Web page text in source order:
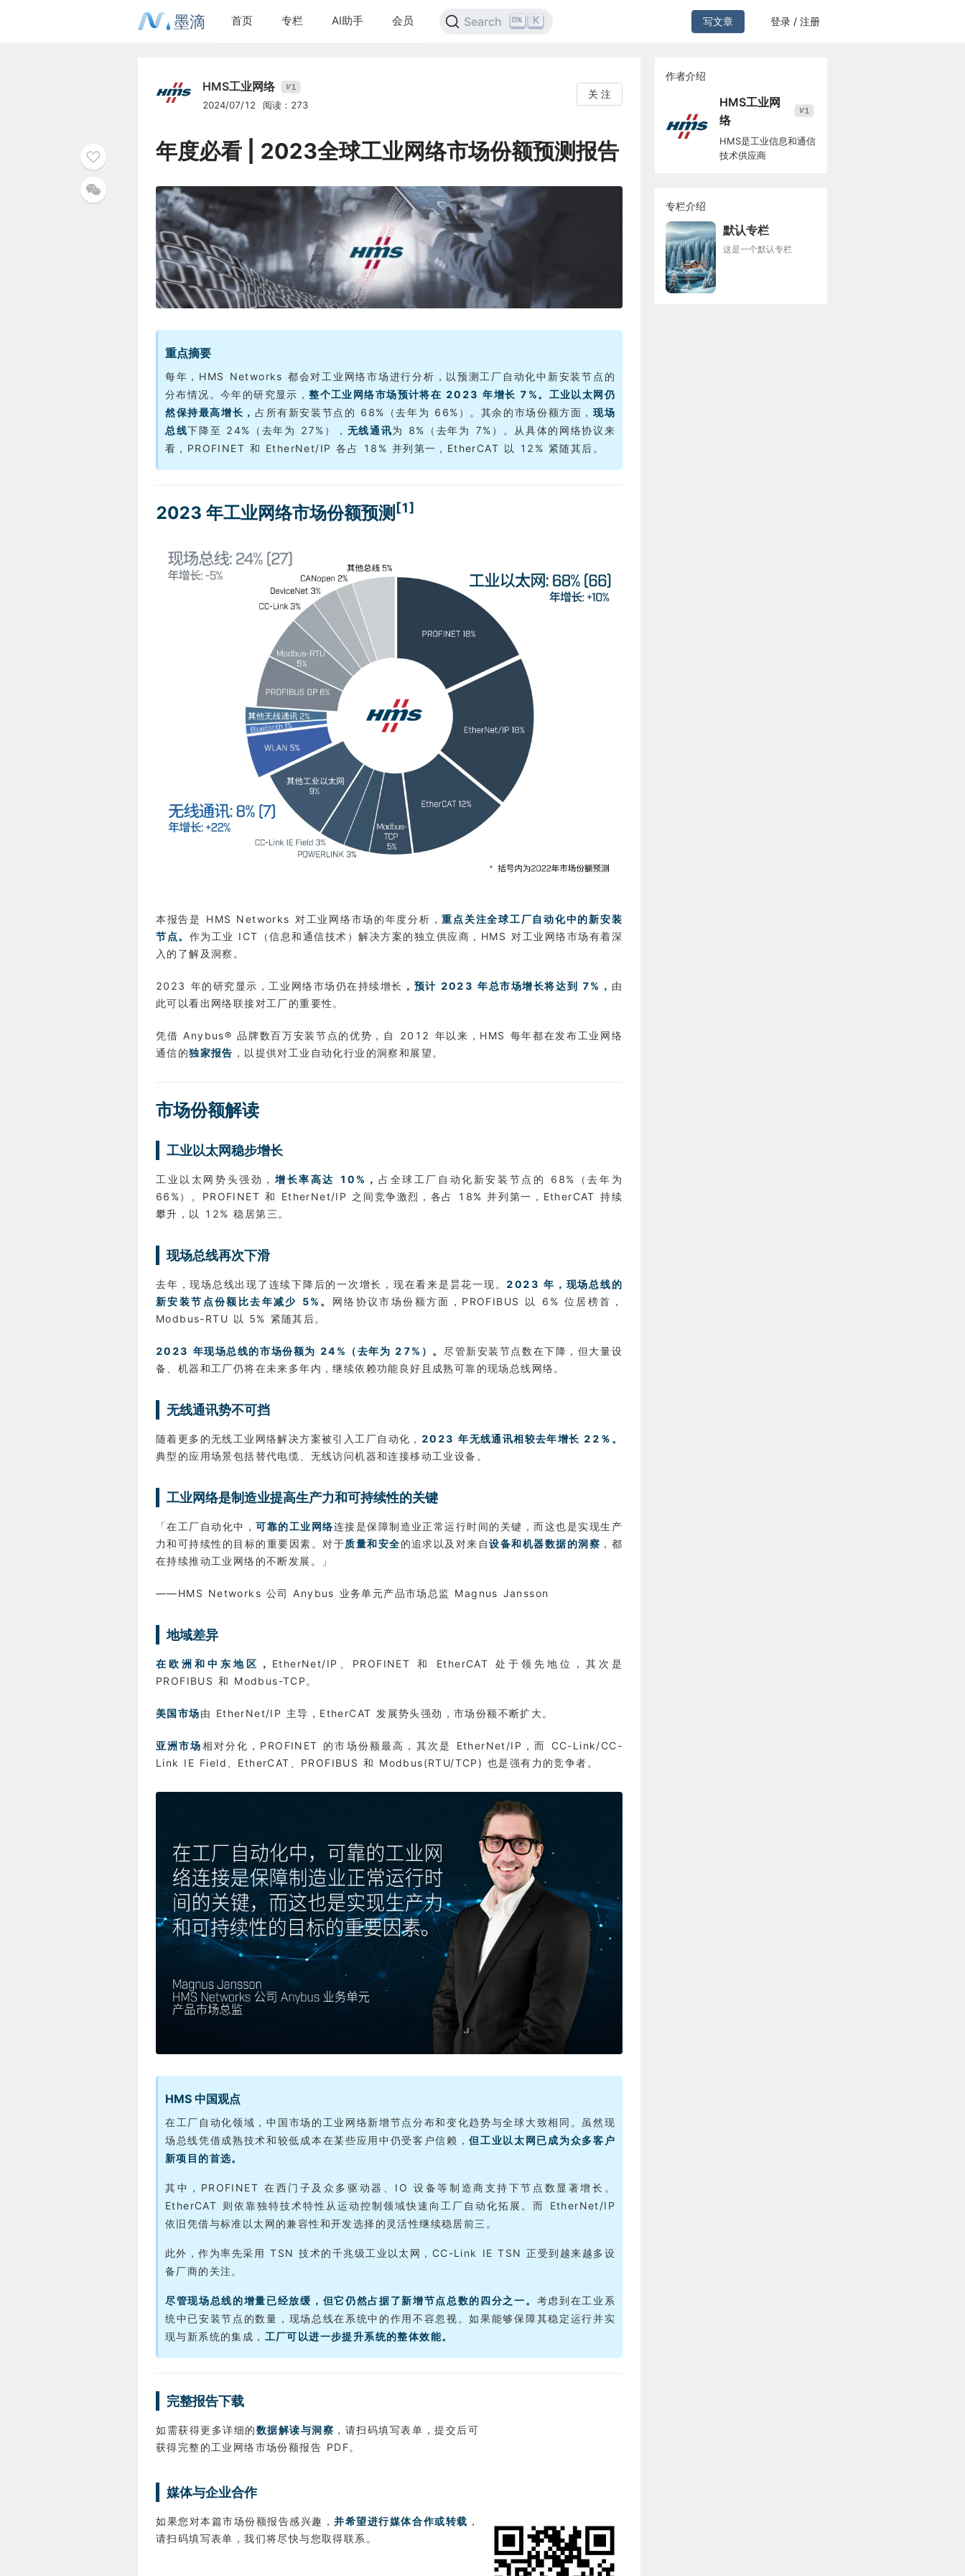
墨滴 首页 专栏 AI助手 会员 Search K 写文章 登录 / 注册
HMS工业网络 V1
2024/07/12 阅读：273
关 注
年度必看 | 2023全球工业网络市场份额预测报告
重点摘要
每年，HMS Networks 都会对工业网络市场进行分析，以预测工厂自动化中新安装节点的
分布情况。今年的研究显示，整个工业网络市场预计将在 2023 年增长 7%。工业以太网仍
然保持最高增长， 占所有新安装节点的 68%（去年为 66%）。其余的市场份额方面， 现场
总线下降至 24%（去年为 27%）， 无线通讯为 8%（去年为 7%）。从具体的网络协议来
看，PROFINET 和 EtherNet/IP 各占 18% 并列第一，EtherCAT 以 12% 紧随其后。
2023 年工业网络市场份额预测 [1]
本报告是 HMS Networks 对工业网络市场的年度分析，重点关注全球工厂自动化中的新安装
节点。 作为工业 ICT（信息和通信技术）解决方案的独立供应商，HMS 对工业网络市场有着深
入的了解及洞察。
2023 年的研究显示，工业网络市场仍在持续增长 ，预计 2023 年总市场增长将达到 7%， 由
此可以看出网络联接对工厂的重要性。
凭借 Anybus® 品牌数百万安装节点的优势，自 2012 年以来，HMS 每年都在发布工业网络
通信的独家报告 ，以提供对工业自动化行业的洞察和展望。
市场份额解读
工业以太网稳步增长
工业以太网势头强劲， 增长率高达 10%， 占全球工厂自动化新安装节点的 68%（去年为
66%）。PROFINET 和 EtherNet/IP 之间竞争激烈，各占 18% 并列第一，EtherCAT 持续
攀升，以 12% 稳居第三。
现场总线再次下滑
去年，现场总线出现了连续下降后的一次增长，现在看来是昙花一现。 2023 年，现场总线的
新安装节点份额比去年减少 5%。 网络协议市场份额方面，PROFIBUS 以 6% 位居榜首，
Modbus-RTU 以 5% 紧随其后。
2023 年现场总线的市场份额为 24%（去年为 27%）。 尽管新安装节点数在下降，但大量设
备、机器和工厂仍将在未来多年内，继续依赖功能良好且成熟可靠的现场总线网络。
无线通讯势不可挡
随着更多的无线工业网络解决方案被引入工厂自动化， 2023 年无线通讯相较去年增长 22％。
典型的应用场景包括替代电缆、无线访问机器和连接移动工业设备。
工业网络是制造业提高生产力和可持续性的关键
「在工厂自动化中，可靠的工业网络连接是保障制造业正常运行时间的关键，而这也是实现生产
力和可持续性的目标的重要因素。对于质量和安全的追求以及对来自设备和机器数据的洞察 ，都
在持续推动工业网络的不断发展。」
——HMS Networks 公司 Anybus 业务单元产品市场总监 Magnus Jansson
地域差异
在欧洲和中东地区， EtherNet/IP、PROFINET 和 EtherCAT 处于领先地位，其次是
PROFIBUS 和 Modbus-TCP。
美国市场由 EtherNet/IP 主导，EtherCAT 发展势头强劲，市场份额不断扩大。
亚洲市场相对分化，PROFINET 的市场份额最高，其次是 EtherNet/IP，而 CC-Link/CC-
Link IE Field、EtherCAT、PROFIBUS 和 Modbus(RTU/TCP) 也是强有力的竞争者。
HMS 中国观点
在工厂自动化领域，中国市场的工业网络新增节点分布和变化趋势与全球大致相同。虽然现
场总线凭借成熟技术和较低成本在某些应用中仍受客户信赖，但工业以太网已成为众多客户
新项目的首选。
其中，PROFINET 在西门子及众多驱动器、IO 设备等制造商支持下节点数显著增长。
EtherCAT 则依靠独特技术特性从运动控制领域快速向工厂自动化拓展。而 EtherNet/IP
依旧凭借与标准以太网的兼容性和开发选择的灵活性继续稳居前三。
此外，作为率先采用 TSN 技术的千兆级工业以太网，CC-Link IE TSN 正受到越来越多设
备厂商的关注。
尽管现场总线的增量已经放缓，但它仍然占据了新增节点总数的四分之一。 考虑到在工业系
统中已安装节点的数量，现场总线在系统中的作用不容忽视。如果能够保障其稳定运行并实
现与新系统的集成， 工厂可以进一步提升系统的整体效能。
完整报告下载
如需获得更多详细的数据解读与洞察 ，请扫码填写表单，提交后可
获得完整的工业网络市场份额报告 PDF。
媒体与企业合作
如果您对本篇市场份额报告感兴趣，并希望进行媒体合作或转载 ，
请扫码填写表单，我们将尽快与您取得联系。
作者介绍
HMS工业网
络
V1
HMS是工业信息和通信
技术供应商
专栏介绍
默认专栏
这是一个默认专栏